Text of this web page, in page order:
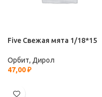
Five Свежая мята 1/18*15
Орбит, Дирол
47,00₽